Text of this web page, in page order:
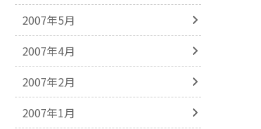
2007年5月
2007年4月
2007年2月
2007年1月